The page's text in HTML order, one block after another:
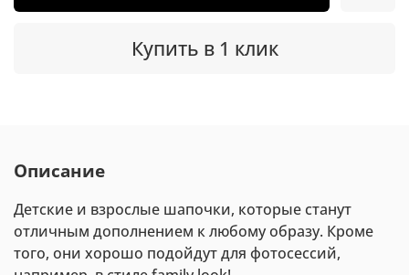
Купить в 1 клик
Описание
Детские и взрослые шапочки, которые станут
отличным дополнением к любому образу. Кроме
того, они хорошо подойдут для фотосессий,